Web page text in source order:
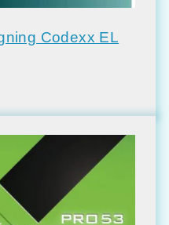
Codexx EL